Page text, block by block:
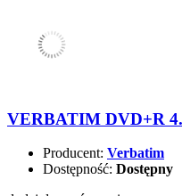
VERBATIM DVD+R
Producent: Verbatim
Dostępność: Dostępny